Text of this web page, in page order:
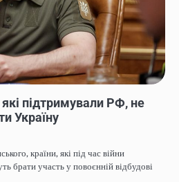
підтримували РФ, не
Україну
країни, які під час війни
брати участь у повоєнній відбудові